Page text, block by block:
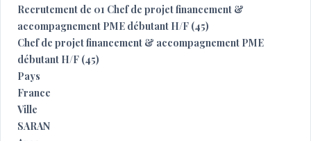
Recrutement de 01 Chef de projet financement &
accompagnement PME débutant H/F (45)
Chef de projet financement & accompagnement PME
débutant H/F (45)
Pays
France
Ville
SARAN